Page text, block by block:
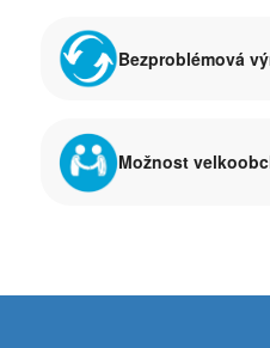
Bezproblémová
Možnost